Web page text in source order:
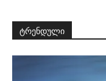
ტრენდული